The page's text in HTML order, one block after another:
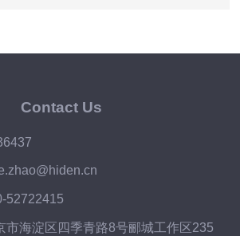
Contact Us
52722415
市海淀区四季青路8号郦城工作区235